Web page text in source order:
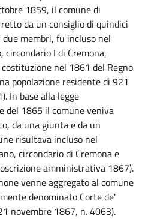
1859, il comune di
da un consiglio di quindici
membri, fu incluso nel
circondario I di Cremona,
nel 1861 del Regno
popolazione residente di 921
In base alla legge
del 1865 il comune veniva
da una giunta e da un
risultava incluso nel
circondario di Cremona e
amministrativa 1867).
venne aggregato al comune
denominato Corte de'
novembre 1867, n. 4063).